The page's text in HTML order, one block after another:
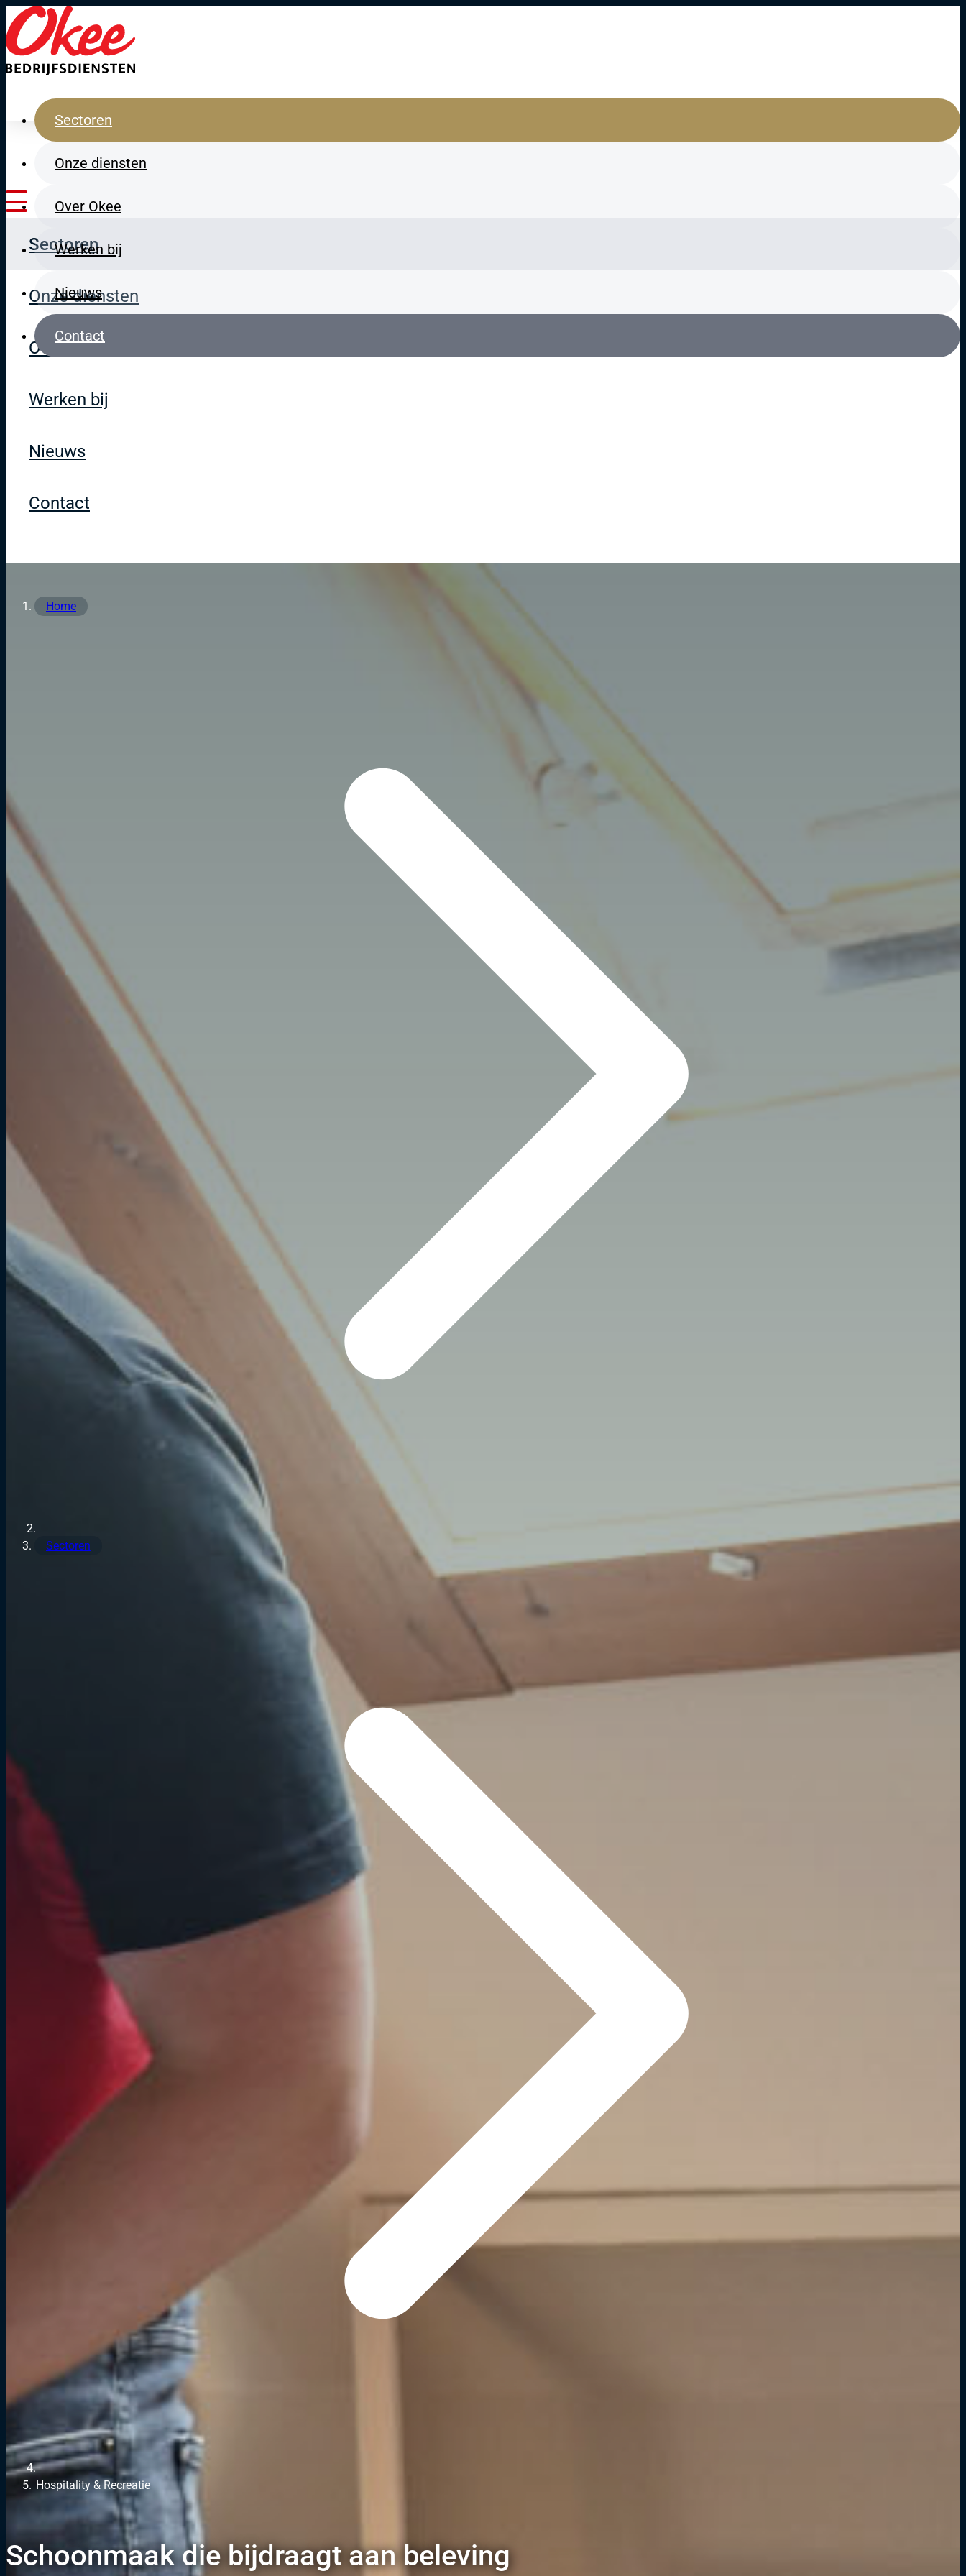
Direct naar de hoofdinhoud
Sectoren
Onze diensten
Over Okee
Werken bij
Nieuws
Contact
Sectoren
Onze diensten
Over Okee
Werken bij
Nieuws
Contact
Home
Sectoren
Hospitality & Recreatie
Schoonmaak die bijdraagt aan beleving